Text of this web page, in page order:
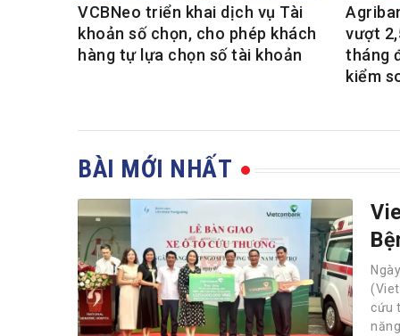
VCBNeo triển khai dịch vụ Tài
khoản số chọn, cho phép khách
hàng tự lựa chọn số tài khoản
vượt
tháng
kiểm
BÀI MỚI NHẤT
cứu